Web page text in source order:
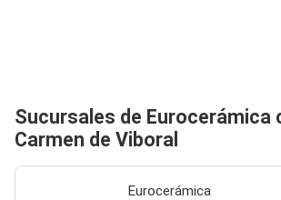
Sucursales de Eurocerámica
Carmen de Viboral
Eurocerámica